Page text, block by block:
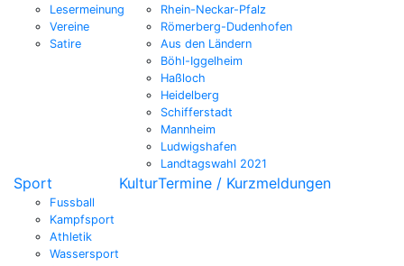
Lesermeinung
Vereine
Satire
Rhein-Neckar-Pfalz
Römerberg-Dudenhofen
Aus den Ländern
Böhl-Iggelheim
Haßloch
Heidelberg
Schifferstadt
Mannheim
Ludwigshafen
Landtagswahl 2021
Sport
Fussball
Kampfsport
Athletik
Wassersport
KulturTermine / Kurzmeldungen